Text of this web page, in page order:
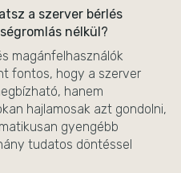
a szerver bérlés
nélkül?
magánfelhasználók
fontos, hogy a szerver
hanem
hajlamosak azt gondolni,
gyengébb
tudatos döntéssel